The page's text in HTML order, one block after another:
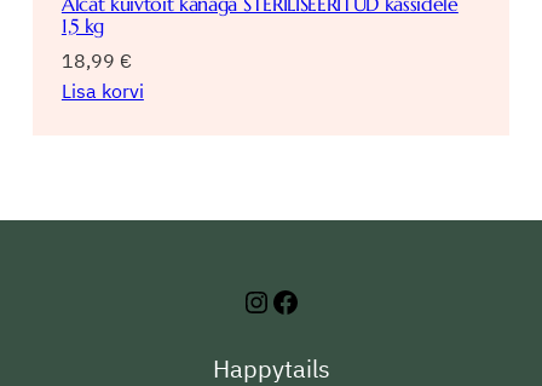
1,5 kg
18,99 €
Lisa korvi
Instagram
Facebook
Happytails